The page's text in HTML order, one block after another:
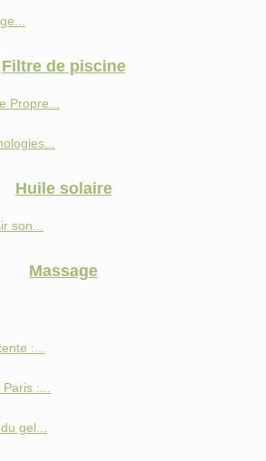
Filtre de piscine
Propre...
Huile solaire
son...
Massage
:...
:...
gel...